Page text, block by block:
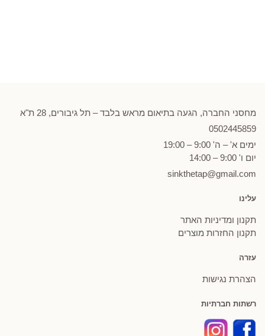
מחסני החברה, הגעה בתיאום מראש בלבד – תל גיבורים, 28 ת"א
0502445859
ימים א' – ה' 9:00 – 19:00
יום ו' 9:00 – 14:00
sinkthetap@gmail.com
עלינו
תקנון ומדיניות האתר
תקנון החזרות מוצרים
עזרה
הצהרת נגישות
רשתות חברתיות